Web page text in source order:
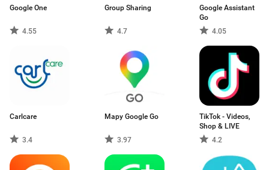
Google One
4.55
Group Sharing
4.7
Google Assistant
Go
4.05
Carlcare
3.4
Mapy Google Go
3.97
TikTok - Videos,
Shop & LIVE
4.2